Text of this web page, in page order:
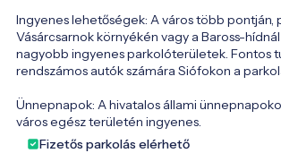
Ingyenes lehetőségek: A város több pontján,
Vásárcsarnok környékén vagy a Baross-
nagyobb ingyenes parkolóterületek. Fontos
rendszámos autók számára Siófokon a
Ünnepnapok: A hivatalos állami
város egész területén ingyenes.
Fizetős parkolás elérhető